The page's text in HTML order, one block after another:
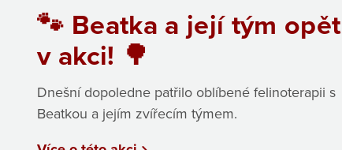
🐾 Beatka a její tým opět
v akci! 🌳
Dnešní dopoledne patřilo oblíbené felinoterapii s
Beatkou a jejím zvířecím týmem.